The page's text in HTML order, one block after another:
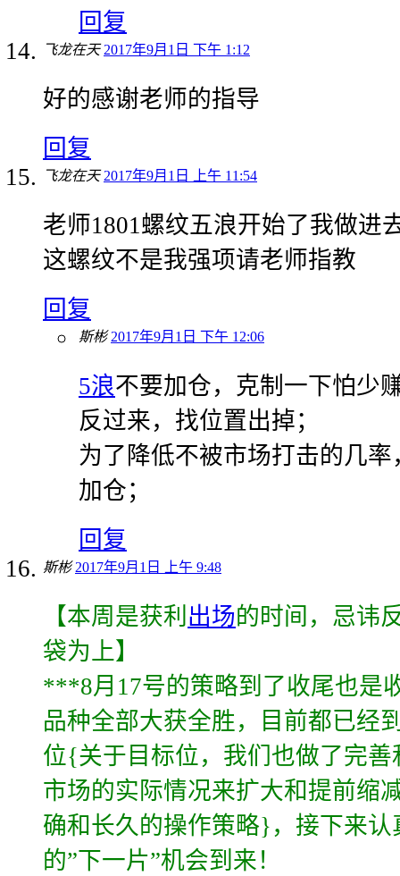
回复
飞龙在天 2017年9月1日 下午 1:12
好的感谢老师的指导
回复
飞龙在天 2017年9月1日 上午 11:54
老师1801螺纹五浪开始了我做进
这螺纹不是我强项请老师指教
回复
斯彬 2017年9月1日 下午 12:06
5浪不要加仓，克制一下怕少
反过来，找位置出掉；
为了降低不被市场打击的几率
加仓；
回复
斯彬 2017年9月1日 上午 9:48
【本周是获利 出场的时间，忌讳
袋为上】
***8月17号的策略到了收尾也是
品种全部大获全胜，目前都已经
位{关于目标位，我们也做了完
市场的实际情况来扩大和提前缩
确和长久的操作策略}，接下来
的”下一片”机会到来！